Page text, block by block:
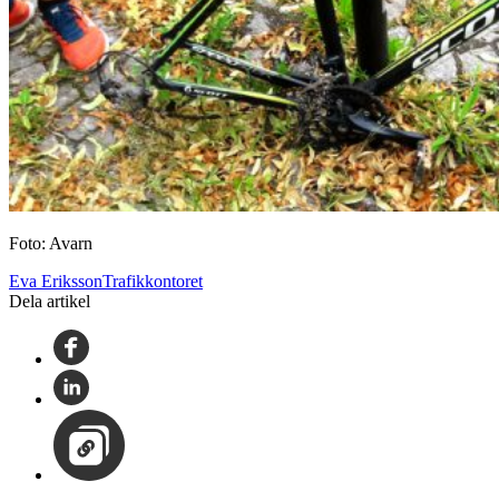
Foto: Avarn
Eva ErikssonTrafikkontoret
Dela artikel